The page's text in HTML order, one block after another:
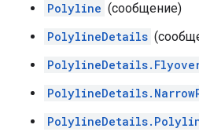
Polyline (сообщение)
PolylineDetails